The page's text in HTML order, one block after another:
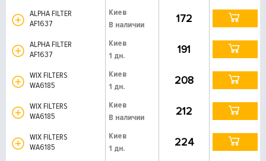
ALPHA FILTER
AF1637
Киев
В наличии
172
ALPHA FILTER
AF1637
Киев
1 дн.
191
WIX FILTERS
WA6185
Киев
1 дн.
208
WIX FILTERS
WA6185
Киев
В наличии
212
WIX FILTERS
WA6185
Киев
1 дн.
224